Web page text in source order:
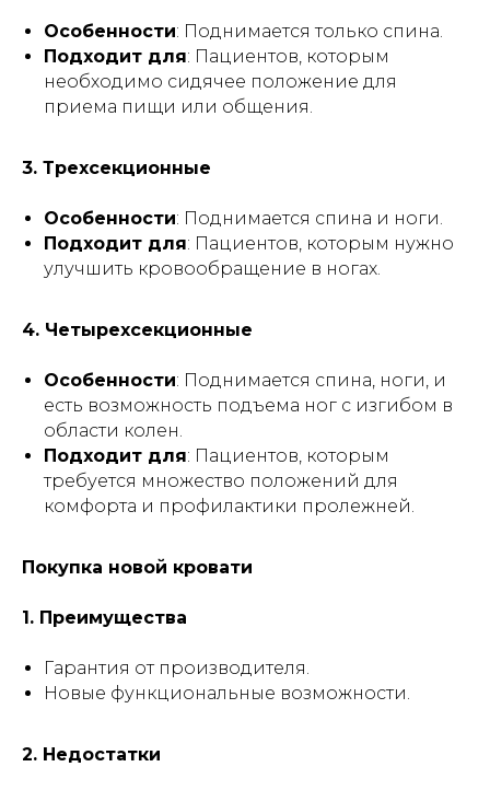
Особенности: Поднимается только спина.
Подходит для: Пациентов, которым
необходимо сидячее положение для
приема пищи или общения.
3. Трехсекционные
Особенности: Поднимается спина и ноги.
Подходит для: Пациентов, которым нужно
улучшить кровообращение в ногах.
4. Четырехсекционные
Особенности: Поднимается спина, ноги, и
есть возможность подъема ног с изгибом в
области колен.
Подходит для: Пациентов, которым
требуется множество положений для
комфорта и профилактики пролежней.
Покупка новой кровати
1. Преимущества
Гарантия от производителя.
Новые функциональные возможности.
2. Недостатки